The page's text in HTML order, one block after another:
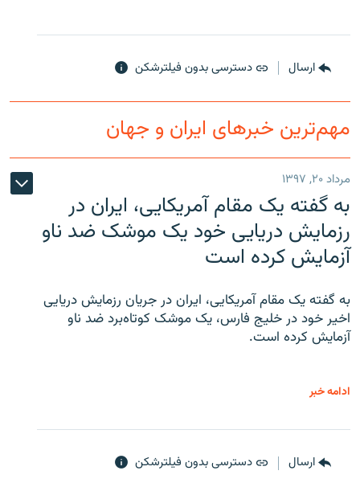
ارسال دسترسی بدون فیلترشکن
مهم‌ترین خبرهای ایران و جهان
مرداد ۲۰, ۱۳۹۷
به گفته یک مقام آمریکایی، ایران در
رزمایش دریایی خود یک موشک ضد ناو
آزمایش کرده است
به گفته یک مقام آمریکایی، ایران در جریان رزمایش دریایی
اخیر خود در خلیج فارس، یک موشک کوتاه‌برد ضد ناو
آزمایش کرده است.
ادامه خبر
ارسال دسترسی بدون فیلترشکن